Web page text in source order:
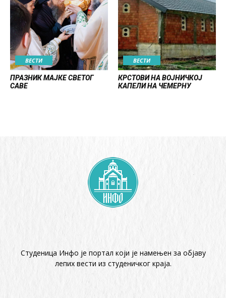
ВЕСТИ
ПРАЗНИК МАЈКЕ СВЕТОГ
САВЕ
ВЕСТИ
КРСТОВИ НА ВОЈНИЧКОЈ
КАПЕЛИ НА ЧЕМЕРНУ
Студеница Инфо је портал који је намењен за објaву
лепих вести из студеничког краја.